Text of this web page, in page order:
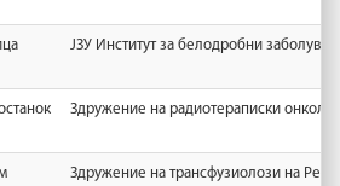
ЈЗУ Институт за белодробни
Здружение на радиотераписки
Здружение на трансфузиолози на